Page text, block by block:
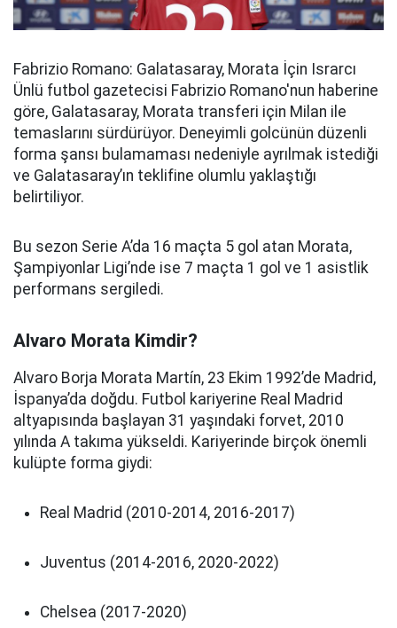
Fabrizio Romano: Galatasaray, Morata İçin Israrcı
Ünlü futbol gazetecisi Fabrizio Romano'nun haberine
göre, Galatasaray, Morata transferi için Milan ile
temaslarını sürdürüyor. Deneyimli golcünün düzenli
forma şansı bulamaması nedeniyle ayrılmak istediği
ve Galatasaray’ın teklifine olumlu yaklaştığı
belirtiliyor.
Bu sezon Serie A’da 16 maçta 5 gol atan Morata,
Şampiyonlar Ligi’nde ise 7 maçta 1 gol ve 1 asistlik
performans sergiledi.
Alvaro Morata Kimdir?
Alvaro Borja Morata Martín, 23 Ekim 1992’de Madrid,
İspanya’da doğdu. Futbol kariyerine Real Madrid
altyapısında başlayan 31 yaşındaki forvet, 2010
yılında A takıma yükseldi. Kariyerinde birçok önemli
kulüpte forma giydi:
Real Madrid (2010-2014, 2016-2017)
Juventus (2014-2016, 2020-2022)
Chelsea (2017-2020)